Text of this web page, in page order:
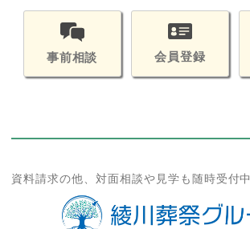
事前相談 会員登録
資料請求の他、対面相談や見学も随時受付中